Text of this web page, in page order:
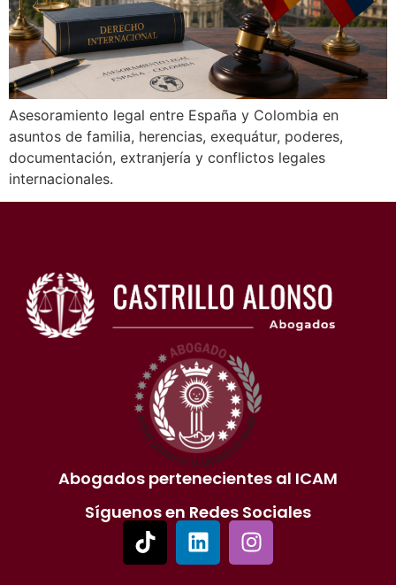
Asesoramiento legal entre España y Colombia en
asuntos de familia, herencias, exequátur, poderes,
documentación, extranjería y conflictos legales
internacionales.
Abogados pertenecientes al ICAM
Síguenos en Redes Sociales